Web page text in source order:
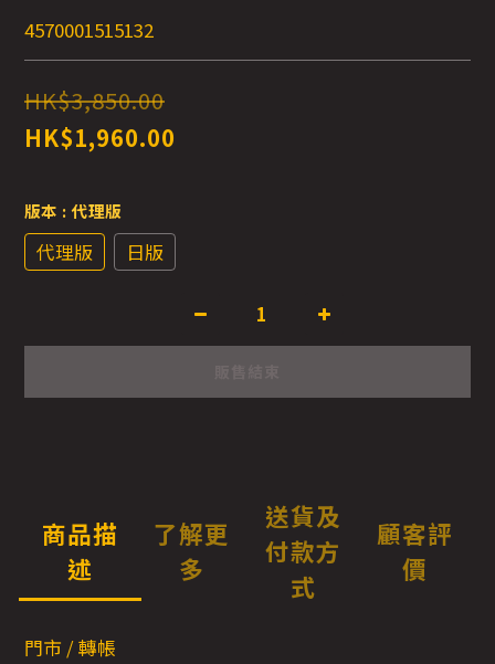
4570001515132
HK$3,850.00
HK$1,960.00
版本 : 代理版
代理版 日版
商品描
述
了解更
多
送貨及
付款方
式
顧客評
價
門市 / 轉帳